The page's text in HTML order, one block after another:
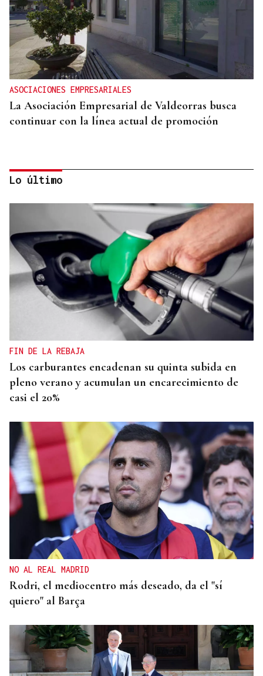
ASOCIACIONES EMPRESARIALES
La Asociación Empresarial de Valdeorras busca
continuar con la línea actual de promoción
DISTRIBUIDORA FAMILIAR
Gaseosas Roca, medio siglo creciendo junto a
Valdeorras y Coca-Cola
Lo último
FIN DE LA REBAJA
Los carburantes encadenan su quinta subida en
pleno verano y acumulan un encarecimiento de
casi el 20%
NO AL REAL MADRID
Rodri, el mediocentro más deseado, da el "sí
quiero" al Barça